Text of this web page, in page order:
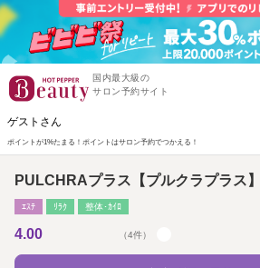
国内最大級の
サロン予約サイト
ゲストさん
ポイントが1%たまる！ ポイントはサロン予約でつかえる！
PULCHRAプラス【プルクラプラス】
ｴｽﾃ ﾘﾗｸ 整体･ｶｲﾛ
4.00 （4件）